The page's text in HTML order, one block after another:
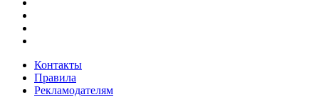
Контакты
Правила
Рекламодателям